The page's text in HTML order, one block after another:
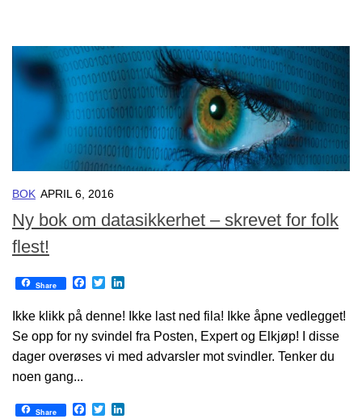
BOK APRIL 6, 2016
Ny bok om datasikkerhet – skrevet for folk
flest!
Share Facebook
Twitter
Ikke klikk på denne! Ikke last ned fila! Ikke åpne vedlegget!
Se opp for ny svindel fra Posten, Expert og Elkjøp! I disse
dager overøses vi med advarsler mot svindler. Tenker du
noen gang...
Share Facebook
Twitter